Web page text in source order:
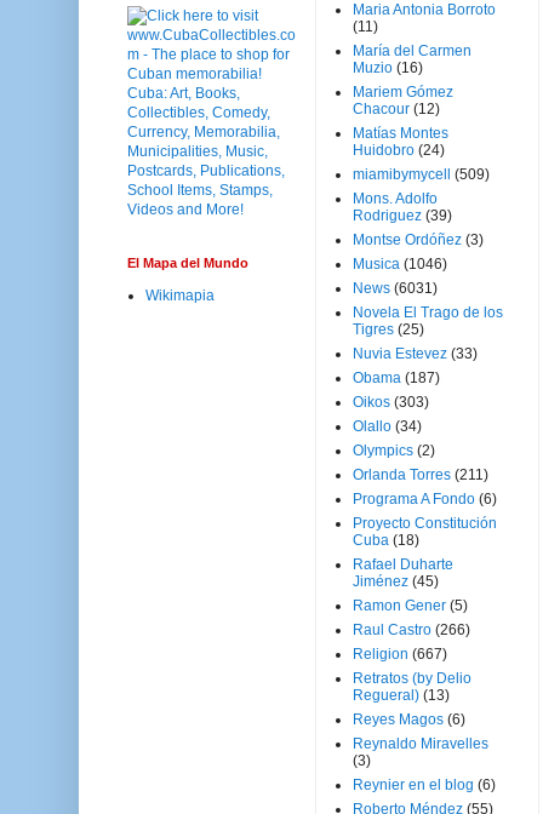
El Mapa del Mundo
Wikimapia
Maria Antonia Borroto
(11)
María del Carmen
Muzio (16)
Mariem Gómez
Chacour (12)
Matías Montes
Huidobro (24)
miamibymycell
(509)
Mons. Adolfo
Rodriguez (39)
Montse Ordóñez (3)
Musica (1046)
News (6031)
Novela El Trago de los
Tigres (25)
Nuvia Estevez (33)
Obama (187)
Oikos (303)
Olallo (34)
Olympics (2)
Orlanda Torres (211)
Programa A Fondo (6)
Proyecto Constitución
Cuba (18)
Rafael Duharte
Jiménez (45)
Ramon Gener (5)
Raul Castro (266)
Religion (667)
Retratos (by Delio
Regueral) (13)
Reyes Magos (6)
Reynaldo Miravelles
(3)
Reynier en el blog (6)
Roberto Méndez (55)